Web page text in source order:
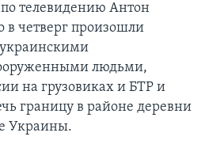
телевидению Антон
в четверг произошли
людьми,
на грузовиках и БТР и
границу в районе деревни
Украины.